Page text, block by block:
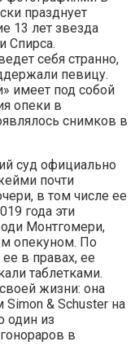
празднует
13 лет звезда
Спирса.
себя странно,
певицу.
имеет под собой
опеки в
снимков в
суд официально
почти
в том числе ее
года эти
Монтгомери,
опекуном. По
в правах, ее
таблетками.
жизни: она
Simon & Schuster на
один из
в